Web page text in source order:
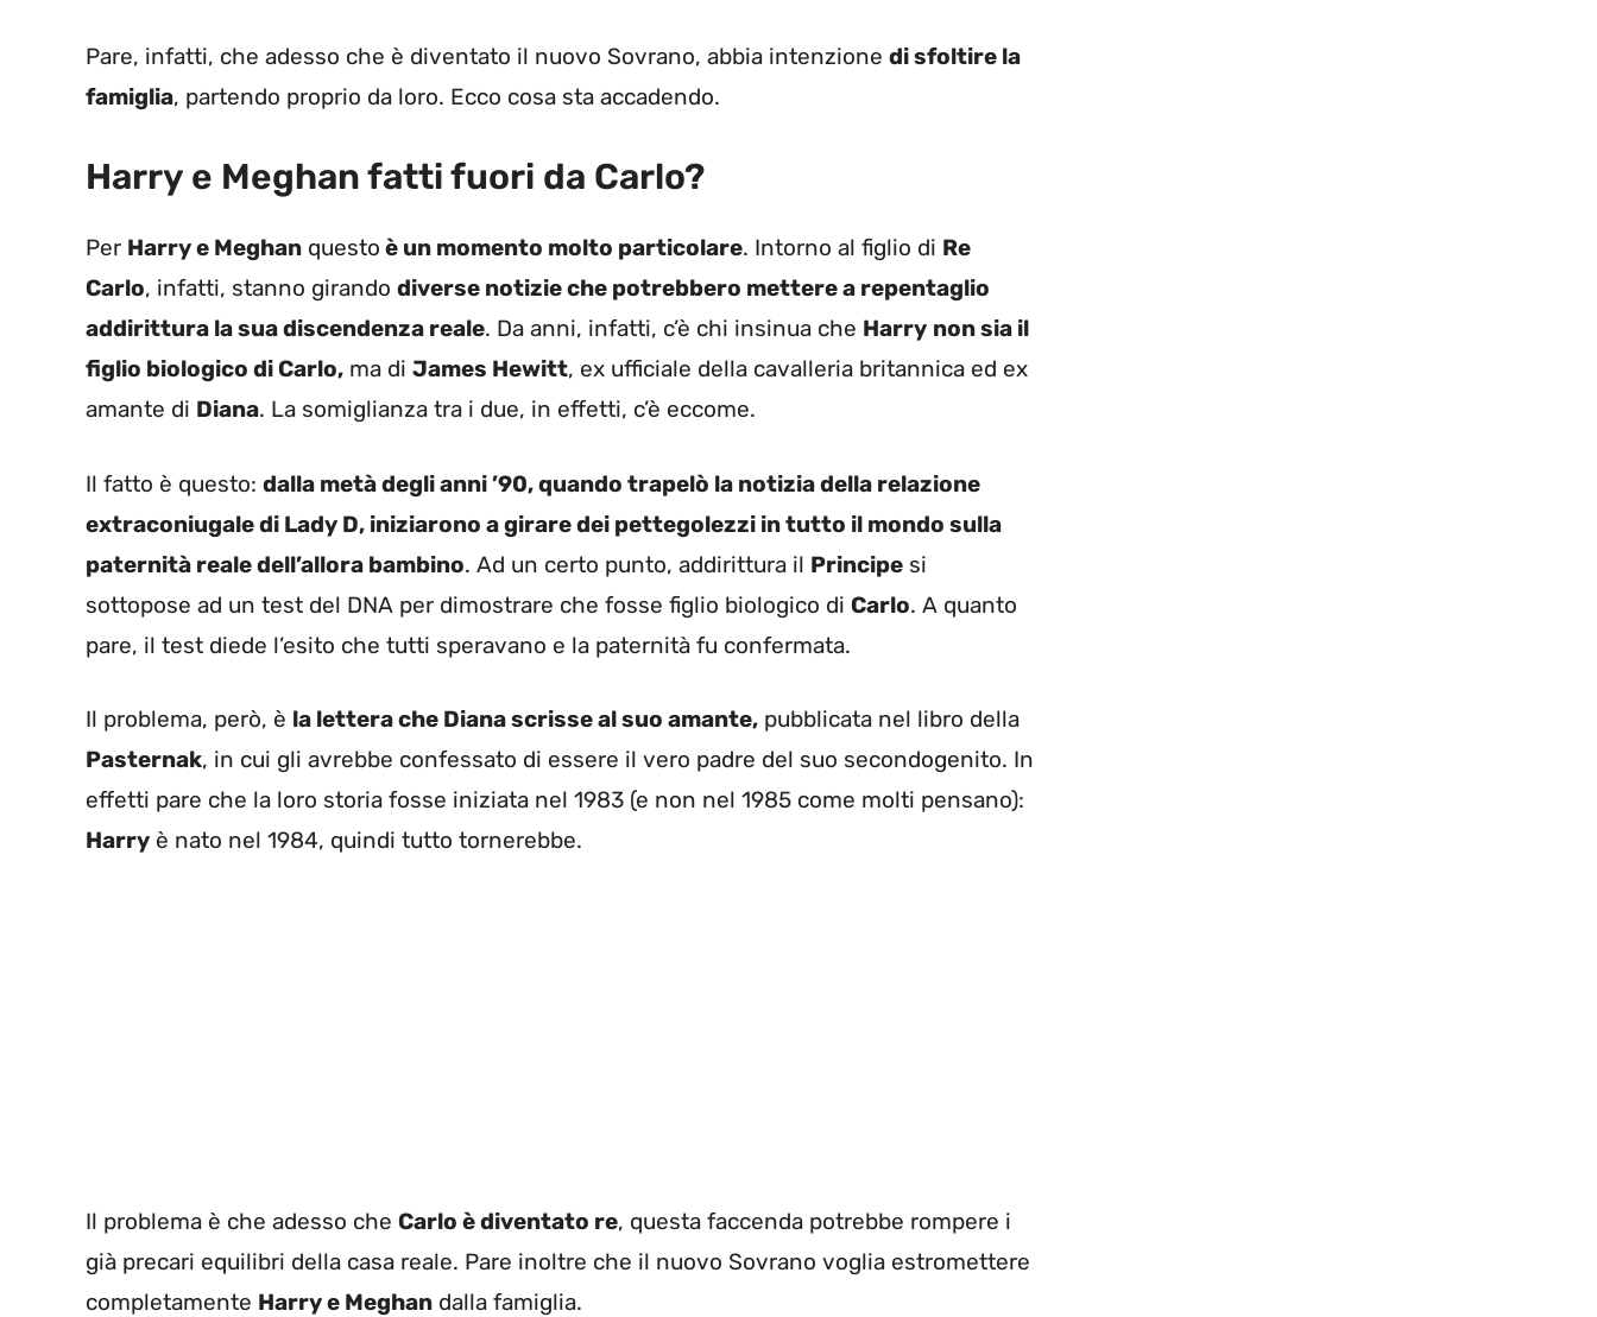
Pare, infatti, che adesso che è diventato il nuovo Sovrano, abbia intenzione di sfoltire la
famiglia, partendo proprio da loro. Ecco cosa sta accadendo.
Harry e Meghan fatti fuori da Carlo?
Per Harry e Meghan questo è un momento molto particolare. Intorno al figlio di Re
Carlo, infatti, stanno girando diverse notizie che potrebbero mettere a repentaglio
addirittura la sua discendenza reale. Da anni, infatti, c’è chi insinua che Harry non sia il
figlio biologico di Carlo, ma di James Hewitt, ex ufficiale della cavalleria britannica ed ex
amante di Diana. La somiglianza tra i due, in effetti, c’è eccome.
Il fatto è questo: dalla metà degli anni ’90, quando trapelò la notizia della relazione
extraconiugale di Lady D, iniziarono a girare dei pettegolezzi in tutto il mondo sulla
paternità reale dell’allora bambino. Ad un certo punto, addirittura il Principe si
sottopose ad un test del DNA per dimostrare che fosse figlio biologico di Carlo. A quanto
pare, il test diede l’esito che tutti speravano e la paternità fu confermata.
Il problema, però, è la lettera che Diana scrisse al suo amante, pubblicata nel libro della
Pasternak, in cui gli avrebbe confessato di essere il vero padre del suo secondogenito. In
effetti pare che la loro storia fosse iniziata nel 1983 (e non nel 1985 come molti pensano):
Harry è nato nel 1984, quindi tutto tornerebbe.
Il problema è che adesso che Carlo è diventato re, questa faccenda potrebbe rompere i
già precari equilibri della casa reale. Pare inoltre che il nuovo Sovrano voglia estromettere
completamente Harry e Meghan dalla famiglia.